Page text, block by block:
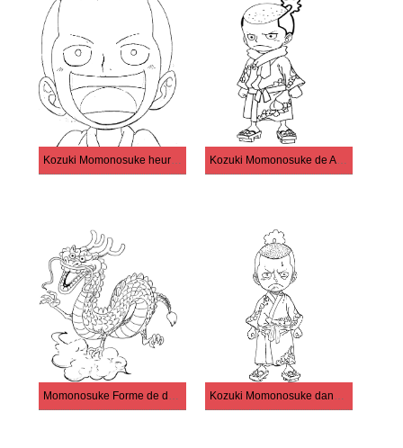
Kozuki Momonosuke heureux Kozuki Momonosuke de Anime One Piece
Momonosuke Forme de dragon Kozuki Momonosuke dans Anime One Piece